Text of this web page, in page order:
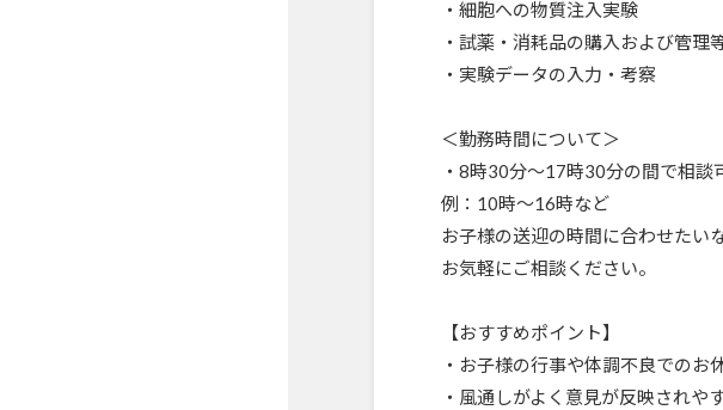
・細胞への物質注入実験
・試薬・消耗品の購入および管理
・実験データの入力・考察
＜勤務時間について＞
・8時30分～17時30分の間で相談
例：10時～16時など
お子様の送迎の時間に合わせたいな
お気軽にご相談ください。
【おすすめポイント】
・お子様の行事や体調不良でのお
・風通しがよく意見が反映されや